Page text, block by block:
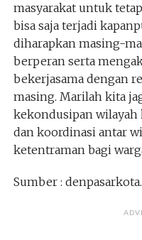
masyarakat untuk
bisa saja terjadi
diharapkan masing-
berperan serta
bekerjasama dengan
masing. Marilah kita
kekondusipan wilayah
dan koordinasi antar
ketentraman bagi
Sumber :